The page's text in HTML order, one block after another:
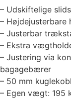
– Udskiftelige
– Højdejusterbare
– Justerbar
– Ekstra
– Justering via
bagagebærer
– 50 mm
– Egen vægt: 195